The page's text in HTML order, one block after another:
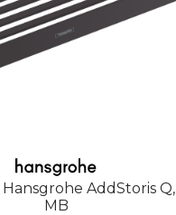
AddStoris Q,
MB